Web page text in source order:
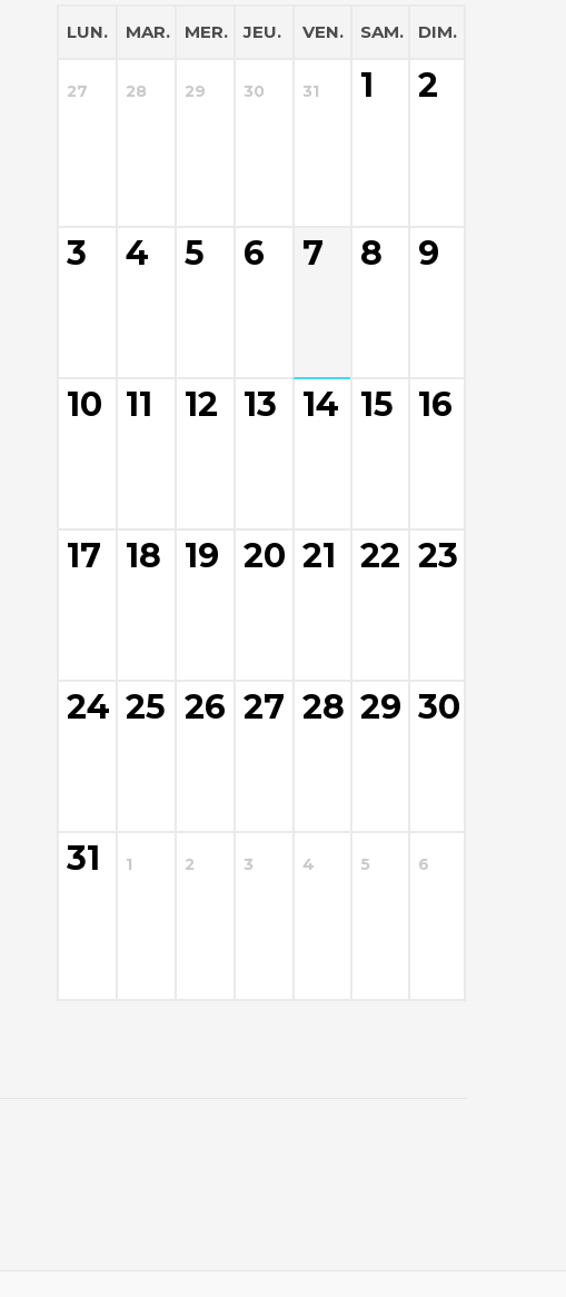
LUN. MAR. MER. JEU. VEN. SAM. DIM.
27 28 29 30 31 1 2
3 4 5 6 7 8 9
10 11 12 13 14 15 16
17 18 19 20 21 22 23
24 25 26 27 28 29 30
31 1 2 3 4 5 6